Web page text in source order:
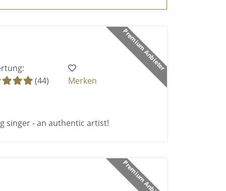
Premium Anbieter
(44)
Merken
singer - an authentic artist!
Premium Anbieter